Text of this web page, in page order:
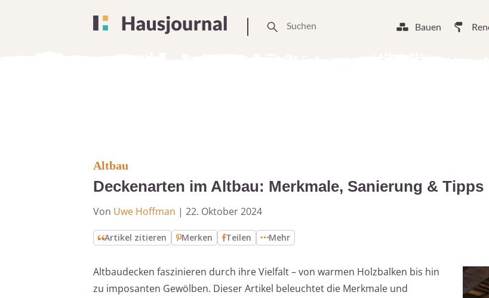
Bauen
Altbau
Deckenarten im Altbau: Merkmale, Sanierung & Tipps
Von Uwe Hoffman | 22. Oktober 2024
Artikel zitieren Merken Teilen Mehr
Altbaudecken faszinieren durch ihre Vielfalt – von warmen Holzbalken bis hin
zu imposanten Gewölben. Dieser Artikel beleuchtet die Merkmale und